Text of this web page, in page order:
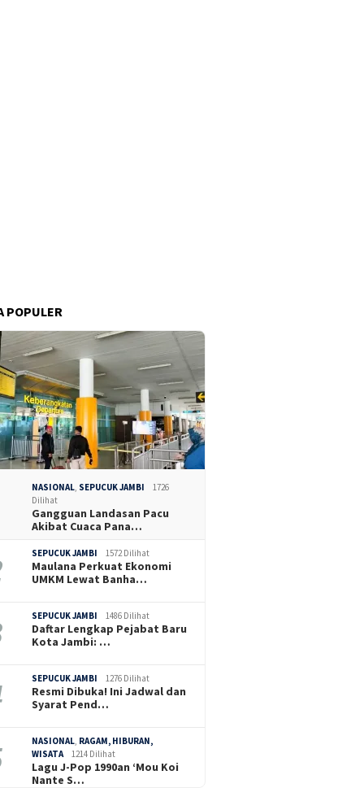
POPULER
NASIONAL SEPUCUK JAMBI
1726
Dilihat
Gangguan Landasan Pacu
Akibat Cuaca Pana…
SEPUCUK JAMBI 1572 Dilihat
Maulana Perkuat Ekonomi
UMKM Lewat Banha…
SEPUCUK JAMBI 1486 Dilihat
Daftar Lengkap Pejabat Baru
Kota Jambi: …
SEPUCUK JAMBI 1276 Dilihat
Resmi Dibuka! Ini Jadwal dan
Syarat Pend…
NASIONAL RAGAM, HIBURAN,
WISATA
1214 Dilihat
Lagu J-Pop 1990an ‘Mou Koi
Nante S…